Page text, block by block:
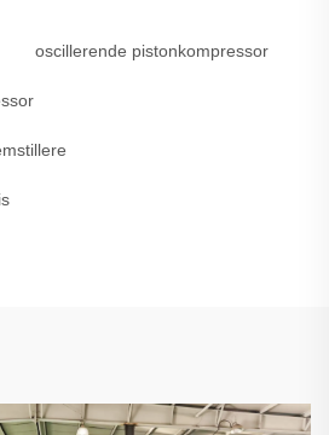
oscillerende pistonkompressor